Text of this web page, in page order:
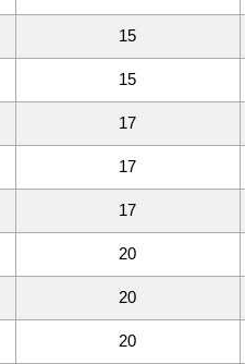
15
15
17
17
17
20
20
20